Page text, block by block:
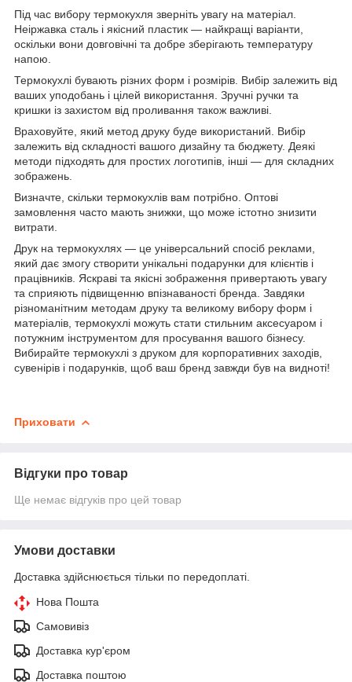
Під час вибору термокухля зверніть увагу на матеріал.
Неіржавка сталь і якісний пластик — найкращі варіанти,
оскільки вони довговічні та добре зберігають температуру
напою.
Термокухлі бувають різних форм і розмірів. Вибір залежить від
ваших уподобань і цілей використання. Зручні ручки та
кришки із захистом від проливання також важливі.
Враховуйте, який метод друку буде використаний. Вибір
залежить від складності вашого дизайну та бюджету. Деякі
методи підходять для простих логотипів, інші — для складних
зображень.
Визначте, скільки термокухлів вам потрібно. Оптові
замовлення часто мають знижки, що може істотно знизити
витрати.
Друк на термокухлях — це універсальний спосіб реклами,
який дає змогу створити унікальні подарунки для клієнтів і
працівників. Яскраві та якісні зображення привертають увагу
та сприяють підвищенню впізнаваності бренда. Завдяки
різноманітним методам друку та великому вибору форм і
матеріалів, термокухлі можуть стати стильним аксесуаром і
потужним інструментом для просування вашого бізнесу.
Вибирайте термокухлі з друком для корпоративних заходів,
сувенірів і подарунків, щоб ваш бренд завжди був на видноті!
Приховати
Відгуки про товар
Ще немає відгуків про цей товар
Умови доставки
Доставка здійснюється тільки по передоплаті.
Нова Пошта
Самовивіз
Доставка кур'єром
Доставка поштою